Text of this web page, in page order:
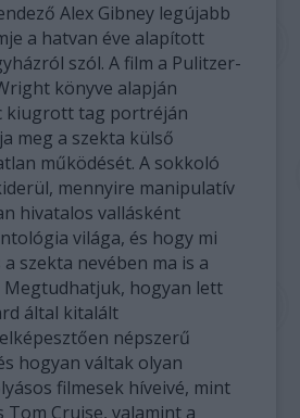
Alex Gibney legújabb
a hatvan éve alapított
szól. A film a Pulitzer-
könyve alapján
kiugrott tag portréján
meg a szekta külső
működését. A sokkoló
mennyire manipulatív
hivatalos vallásként
világa, és hogy mi
szekta nevében ma is a
Megtudhatjuk, hogyan lett
által kitalált
népszerű
hogyan váltak olyan
filmesek híveivé, mint
Tom Cruise, valamint a